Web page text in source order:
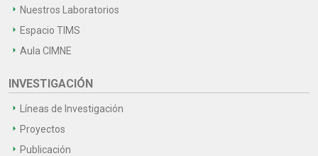
Nuestros Laboratorios
Espacio TIMS
Aula CIMNE
INVESTIGACIÓN
Líneas de Investigación
Proyectos
Publicación